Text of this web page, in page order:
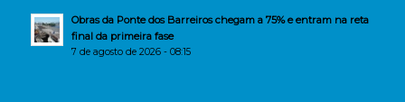
Obras da Ponte dos Barreiros chegam a 75% e entram na reta
final da primeira fase
7 de agosto de 2026 - 08:15